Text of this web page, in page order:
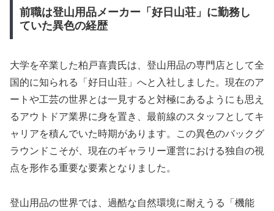
前職は登山用品メーカー「好日山荘」に勤務し
ていた異色の経歴
大学を卒業した柏戸喜貴氏は、登山用品の専門店として全
国的に知られる「好日山荘」へと入社しました。現在のア
ートや工芸の世界とは一見すると対極にあるようにも思え
るアウトドア業界に身を置き、最前線のスタッフとしてキ
ャリアを積んでいた時期があります。この異色のバックグ
ラウンドこそが、現在のギャラリー運営における独自の視
点を形作る重要な要素となりました。
登山用品の世界では、過酷な自然環境に耐えうる「機能